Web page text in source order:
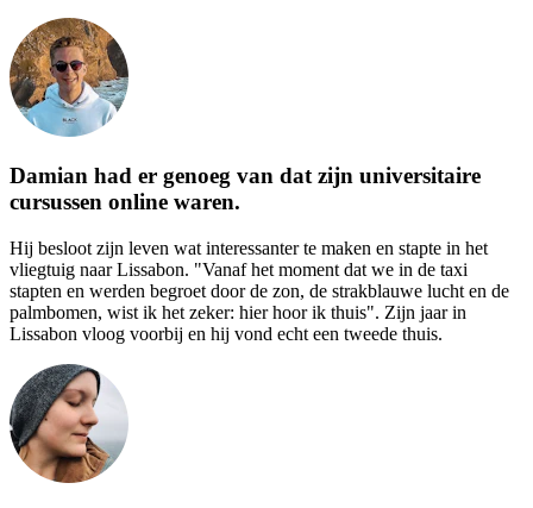
Damian had er genoeg van dat zijn universitaire
cursussen online waren.
Hij besloot zijn leven wat interessanter te maken en stapte in het
vliegtuig naar Lissabon. "Vanaf het moment dat we in de taxi
stapten en werden begroet door de zon, de strakblauwe lucht en de
palmbomen, wist ik het zeker: hier hoor ik thuis". Zijn jaar in
Lissabon vloog voorbij en hij vond echt een tweede thuis.